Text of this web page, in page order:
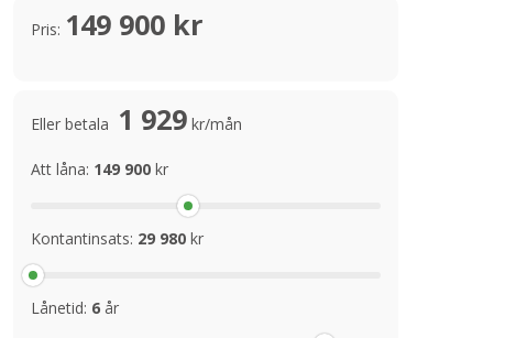
Pris: 149 900 kr
Eller betala 1 929 kr/mån
Att låna: 149 900 kr
Kontantinsats: 29 980 kr
Lånetid: 6 år